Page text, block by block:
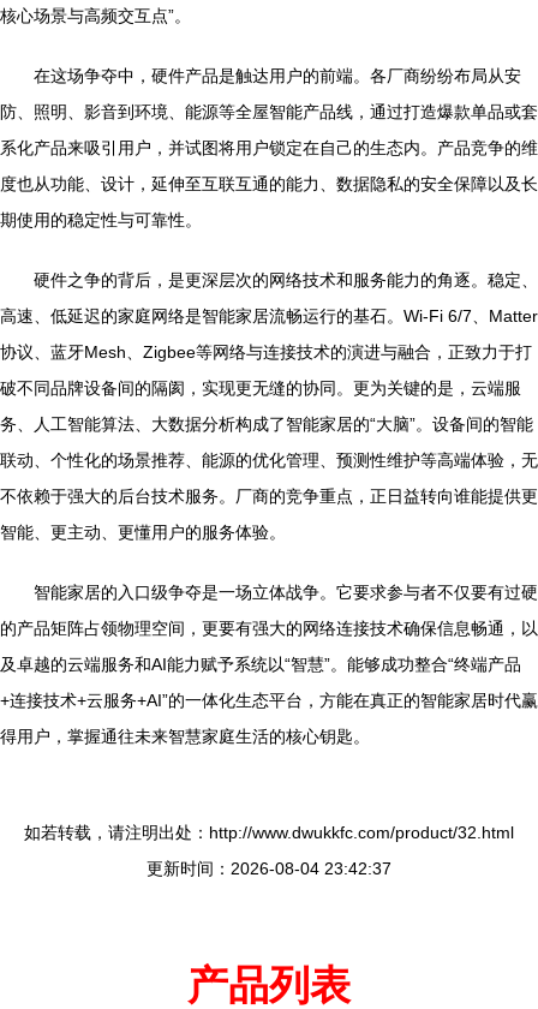
核心场景与高频交互点”。
在这场争夺中，硬件产品是触达用户的前端。各厂商纷纷布局从安
防、照明、影音到环境、能源等全屋智能产品线，通过打造爆款单品或套
系化产品来吸引用户，并试图将用户锁定在自己的生态内。产品竞争的维
度也从功能、设计，延伸至互联互通的能力、数据隐私的安全保障以及长
期使用的稳定性与可靠性。
硬件之争的背后，是更深层次的网络技术和服务能力的角逐。稳定、
高速、低延迟的家庭网络是智能家居流畅运行的基石。Wi-Fi 6/7、Matter
协议、蓝牙Mesh、Zigbee等网络与连接技术的演进与融合，正致力于打
破不同品牌设备间的隔阂，实现更无缝的协同。更为关键的是，云端服
务、人工智能算法、大数据分析构成了智能家居的“大脑”。设备间的智能
联动、个性化的场景推荐、能源的优化管理、预测性维护等高端体验，无
不依赖于强大的后台技术服务。厂商的竞争重点，正日益转向谁能提供更
智能、更主动、更懂用户的服务体验。
智能家居的入口级争夺是一场立体战争。它要求参与者不仅要有过硬
的产品矩阵占领物理空间，更要有强大的网络连接技术确保信息畅通，以
及卓越的云端服务和AI能力赋予系统以“智慧”。能够成功整合“终端产品
+连接技术+云服务+AI”的一体化生态平台，方能在真正的智能家居时代赢
得用户，掌握通往未来智慧家庭生活的核心钥匙。
如若转载，请注明出处：http://www.dwukkfc.com/product/32.html
更新时间：2026-08-04 23:42:37
产品列表